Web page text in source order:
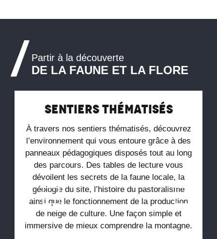
Partir à la découverte
DE LA FAUNE ET LA FLORE
Sentiers thématisés
À travers nos sentiers thématisés, découvrez
l’environnement qui vous entoure grâce à des
panneaux pédagogiques disposés tout au long
des parcours. Des tables de lecture vous
dévoilent les secrets de la faune locale, la
géologie du site, l’histoire du pastoralisme
ainsi que le fonctionnement de la production
de neige de culture. Une façon simple et
immersive de mieux comprendre la montagne.